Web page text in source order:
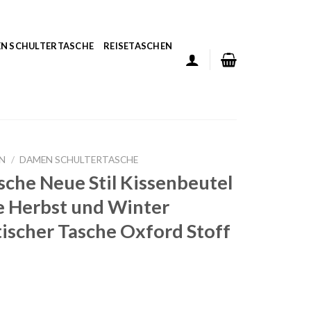
SCHULTERTASCHE REISETASCHEN
/ DAMEN SCHULTERTASCHE
Neue Stil Kissenbeutel
Herbst und Winter
Tasche Oxford Stoff